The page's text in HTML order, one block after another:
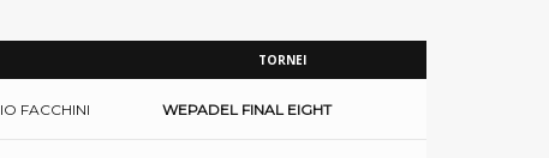
TORNEI
FACCHINI WEPADEL FINAL EIGHT